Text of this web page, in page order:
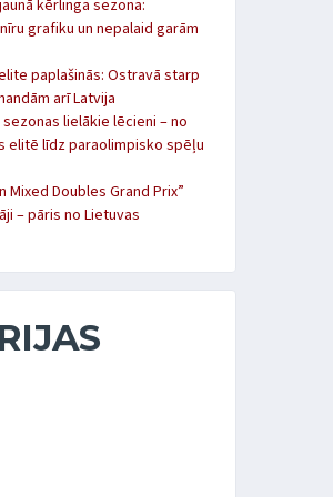
kērlinga sezona:
grafiku un nepalaid garām
paplašinās: Ostravā starp
arī Latvija
lielākie lēcieni – no
elitē līdz paraolimpisko spēļu
Mixed Doubles Grand Prix”
– pāris no Lietuvas